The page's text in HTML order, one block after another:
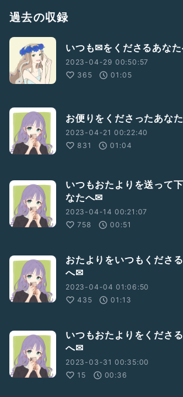
過去の収録
いつも✉をくださるあな
2023-04-29 00:50:57
365
01:05
お便りをくださったあな
2023-04-21 00:22:40
831
01:04
いつもおたよりを送って
なたへ✉
2023-04-14 00:21:07
758
00:51
おたよりをいつもくださ
へ✉
2023-04-04 01:06:50
435
01:13
いつもおたよりをくださ
へ✉
2023-03-31 00:35:00
15
00:36